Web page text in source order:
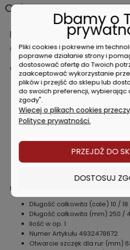
Opis
MILWAUKEE KLUCZ
CHEATER 450/600mm
Cechy produktu
Wysuwany uchwyt regulowany
Długość 250mm po zdjęciu
w ciasnych miejscach.
Konstrukcja z aluminium
Kształt szczęki pozwala na
Ergonomiczny uchwyt
w dłoń i palce.
Hartowane szczęki, aby
Dane techniczne
Długość całkowita (cale) 10 /
Długość całkowita (mm) 250 /
Ilość w op. 1
Numer Artykułu 4932478672
Otwarcie szczęk dla rur (mm)
Dbamy o
Pliki cookies i pokrewne im
poprawne działanie strony i
dostosować ofertę do Twoich
zaakceptować wykorzystanie
plików i przejść do sklepu lub
do swoich preferencji, wybierając
zgody".
Więcej o plikach cookies
Polityce prywatności.
PRZEJDŹ DO
DOSTOSUJ